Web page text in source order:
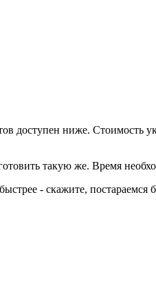
доступен ниже. Стоимость
такую же. Время
- скажите, постараемся